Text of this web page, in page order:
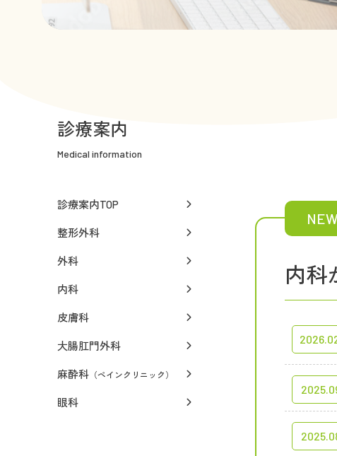
診療案内
Medical information
診療案内TOP
整形外科
外科
内科
皮膚科
大腸肛門外科
麻酔科（ペインクリニック）
眼科
内科